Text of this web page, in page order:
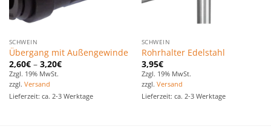
SCHWEIN
Übergang mit Außengewinde
2,60€– 3,20€
Zzgl. 19% MwSt.
zzgl. Versand
Lieferzeit: ca. 2-3 Werktage
SCHWEIN
Rohrhalter Edelstahl
3,95€
Zzgl. 19% MwSt.
zzgl. Versand
Lieferzeit: ca. 2-3 Werktage